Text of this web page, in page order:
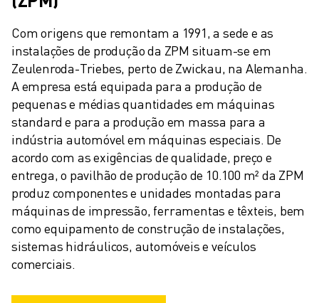
Com origens que remontam a 1991, a sede e as
instalações de produção da ZPM situam-se em
Zeulenroda-Triebes, perto de Zwickau, na Alemanha.
A empresa está equipada para a produção de
pequenas e médias quantidades em máquinas
standard e para a produção em massa para a
indústria automóvel em máquinas especiais. De
acordo com as exigências de qualidade, preço e
entrega, o pavilhão de produção de 10.100 m² da ZPM
produz componentes e unidades montadas para
máquinas de impressão, ferramentas e têxteis, bem
como equipamento de construção de instalações,
sistemas hidráulicos, automóveis e veículos
comerciais.